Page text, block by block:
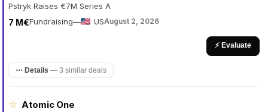
Pstryk Raises €7M Series A
Fundraising
7 M€ — USAugust 2, 2026
⚡ Evaluate
⋯ Details — 3 similar deals
☆ Atomic One